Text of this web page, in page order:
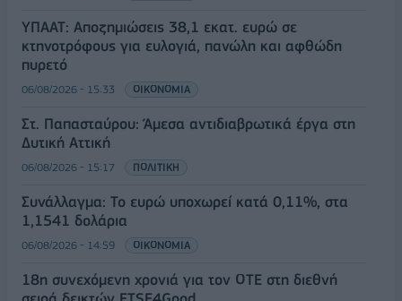
ΥΠΑΑΤ: Αποζημιώσεις 38,1 εκατ. ευρώ σε
κτηνοτρόφους για ευλογιά, πανώλη και αφθώδη
πυρετό
06/08/2026 - 15:33 ΟΙΚΟΝΟΜΙΑ
Στ. Παπασταύρου: Άμεσα αντιδιαβρωτικά έργα στη
Δυτική Αττική
06/08/2026 - 15:17 ΠΟΛΙΤΙΚΗ
Συνάλλαγμα: Το ευρώ υποχωρεί κατά 0,11%, στα
1,1541 δολάρια
06/08/2026 - 14:59 ΟΙΚΟΝΟΜΙΑ
18η συνεχόμενη χρονιά για τον ΟΤΕ στη διεθνή